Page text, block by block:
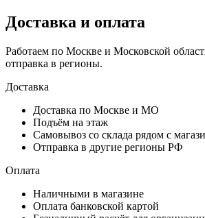
Доставка и оплата
Работаем по Москве и Московской
отправка в регионы.
Доставка
Доставка по Москве и МО
Подъём на этаж
Самовывоз со склада рядом с
Отправка в другие регионы РФ
Оплата
Наличными в магазине
Оплата банковской картой